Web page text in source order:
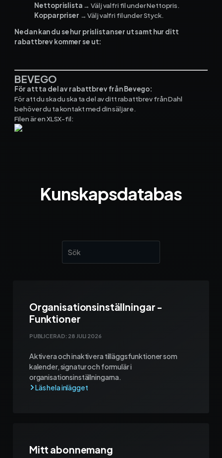
Nettoprislista → Välj valfri fil underNettopris.
Kopparpriser → Välj valfri fil underStyck.
Nedan kan du se hur prislistan ser ut samt hur ditt
rabattbrev kommer se ut:
BEVEGO
För att ta del av rabattbrev från Bevego:
För att du ska du ska ta del av ditt rabattbrev från Dahl
behöver du ta kontakt med din säljare.
Filen är en XLSX-fil:
Kunskapsdatabas
Organisationsinställningar -
Funktioner
PUBLICERAD: 28 JULI 2026
Aktivera och inaktivera tilläggsfunktioner som
kalender, signatur och formulär i
organisationsinställningarna.
Mitt abonnemang